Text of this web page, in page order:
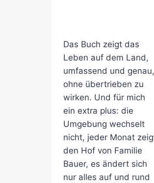
Das Buch zeigt das
Leben auf dem Land,
umfassend und genau,
ohne übertrieben zu
wirken. Und für mich
ein extra plus: die
Umgebung wechselt
nicht, jeder Monat
den Hof von Familie
Bauer, es ändert sich
nur alles auf und rund